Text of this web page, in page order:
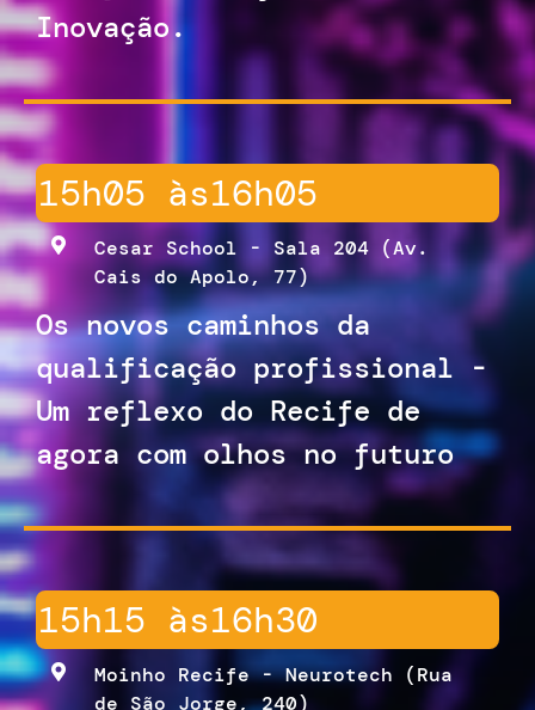
Inovação.
15h05 às16h05
Cesar School - Sala 204 (Av.
Cais do Apolo, 77)
Os novos caminhos da
qualificação profissional -
Um reflexo do Recife de
agora com olhos no futuro
15h15 às16h30
Moinho Recife - Neurotech (Rua
de São Jorge, 240)